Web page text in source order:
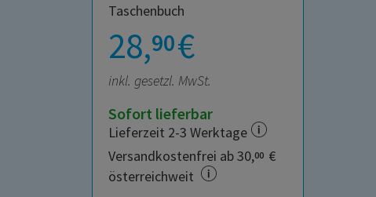
Taschenbuch
28,90€
inkl. gesetzl. MwSt.
Sofort lieferbar
Lieferzeit 2-3 Werktage
Versandkostenfrei ab 30,00 €
österreichweit